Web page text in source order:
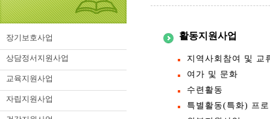
장기보호사업
상담정서지원사업
교육지원사업
자립지원사업
활동지원사업
지역사회참여 및 교
여가 및 문화
수련활동
특별활동(특화) 프